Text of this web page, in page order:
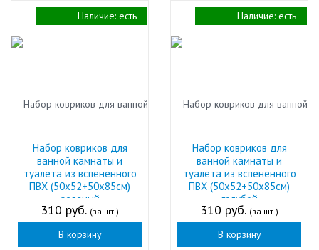
Набор ковриков для
ванной камнаты и
туалета из вспененного
ПВХ (50х52+50х85см)
зеленый
310 руб. (за шт.)
В корзину
Наличие: есть
Набор ковриков для
ванной камнаты и
туалета из вспененного
ПВХ (50х52+50х85см)
голубой
310 руб. (за шт.)
В корзину
Наличие: есть